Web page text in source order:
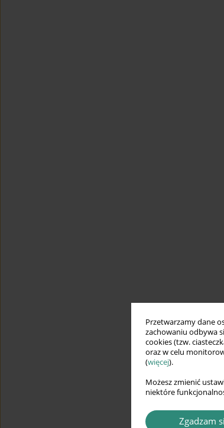
Przetwarzamy dane
zachowaniu odbywa
cookies (tzw.
oraz w celu
(więcej).
Możesz zmienić
niektóre
Zgadzam